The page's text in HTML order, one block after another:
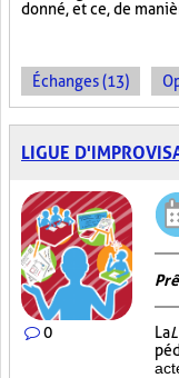
donné, et ce, de
Échanges (13)
LIGUE
0 La